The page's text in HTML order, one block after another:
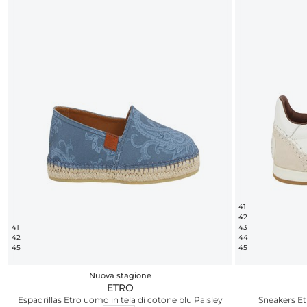
41
42
45
Nuova stagione
ETRO
Espadrillas Etro uomo in tela di cotone blu Paisley
41
42
43
44
45
Sneakers